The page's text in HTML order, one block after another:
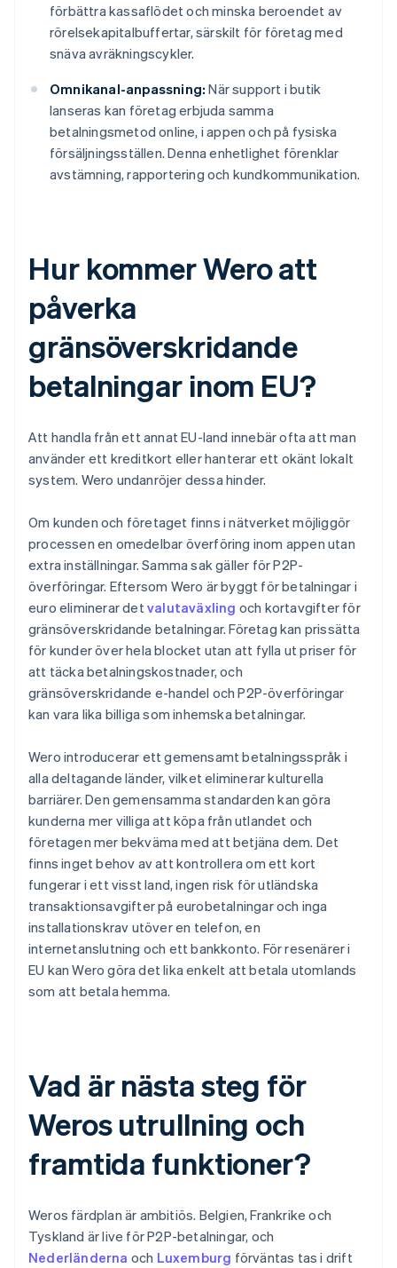
förbättra kassaflödet och minska beroendet av
rörelsekapitalbuffertar, särskilt för företag med
snäva avräkningscykler.
Omnikanal-anpassning: När support i butik
lanseras kan företag erbjuda samma
betalningsmetod online, i appen och på fysiska
försäljningsställen. Denna enhetlighet förenklar
avstämning, rapportering och kundkommunikation.
Hur kommer Wero att
påverka
gränsöverskridande
betalningar inom EU?
Att handla från ett annat EU-land innebär ofta att man
använder ett kreditkort eller hanterar ett okänt lokalt
system. Wero undanröjer dessa hinder.
Om kunden och företaget finns i nätverket möjliggör
processen en omedelbar överföring inom appen utan
extra inställningar. Samma sak gäller för P2P-
överföringar. Eftersom Wero är byggt för betalningar i
euro eliminerar detvalutaväxling och kortavgifter för
gränsöverskridande betalningar. Företag kan prissätta
för kunder över hela blocket utan att fylla ut priser för
att täcka betalningskostnader, och
gränsöverskridande e-handel och P2P-överföringar
kan vara lika billiga som inhemska betalningar.
Wero introducerar ett gemensamt betalningsspråk i
alla deltagande länder, vilket eliminerar kulturella
barriärer. Den gemensamma standarden kan göra
kunderna mer villiga att köpa från utlandet och
företagen mer bekväma med att betjäna dem. Det
finns inget behov av att kontrollera om ett kort
fungerar i ett visst land, ingen risk för utländska
transaktionsavgifter på eurobetalningar och inga
installationskrav utöver en telefon, en
internetanslutning och ett bankkonto. För resenärer i
EU kan Wero göra det lika enkelt att betala utomlands
som att betala hemma.
Vad är nästa steg för
Weros utrullning och
framtida funktioner?
Weros färdplan är ambitiös. Belgien, Frankrike och
Tyskland är live för P2P-betalningar, och
Nederländerna och Luxemburg förväntas tas i drift